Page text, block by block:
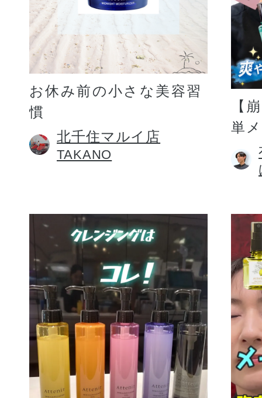
お休み前の小さな美容習
慣
北千住マルイ店
TAKANO
【
単